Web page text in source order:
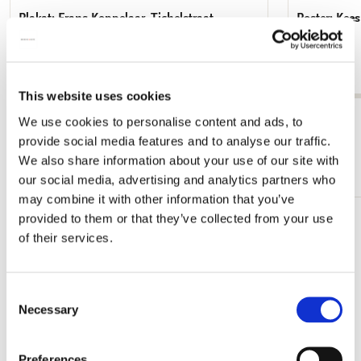
This website uses cookies
We use cookies to personalise content and ads, to
provide social media features and to analyse our traffic.
We also share information about your use of our site with
our social media, advertising and analytics partners who
may combine it with other information that you’ve
provided to them or that they’ve collected from your use
of their services.
Selection
Necessary
Plakat: Frans Koppelaar, Tichelstraat
€ 9,99
Poster:
des Kanals
Alle anzeigen von Cadeau voor hem
Mehr von Schilderkunst